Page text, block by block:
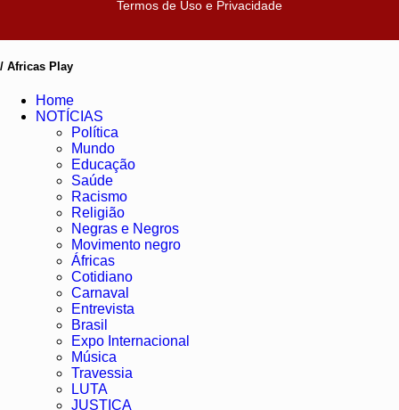
Termos de Uso e Privacidade
/ Africas Play
Home
NOTÍCIAS
Política
Mundo
Educação
Saúde
Racismo
Religião
Negras e Negros
Movimento negro
Áfricas
Cotidiano
Carnaval
Entrevista
Brasil
Expo Internacional
Música
Travessia
LUTA
JUSTIÇA